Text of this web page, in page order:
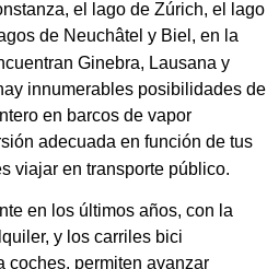
el lago de Zúrich, el lago
de Neuchâtel y Biel, en la
Ginebra, Lausana y
innumerables posibilidades de
en barcos de vapor
adecuada en función de tus
viajar en transporte público.
en los últimos años, con la
y los carriles bici
coches, permiten avanzar